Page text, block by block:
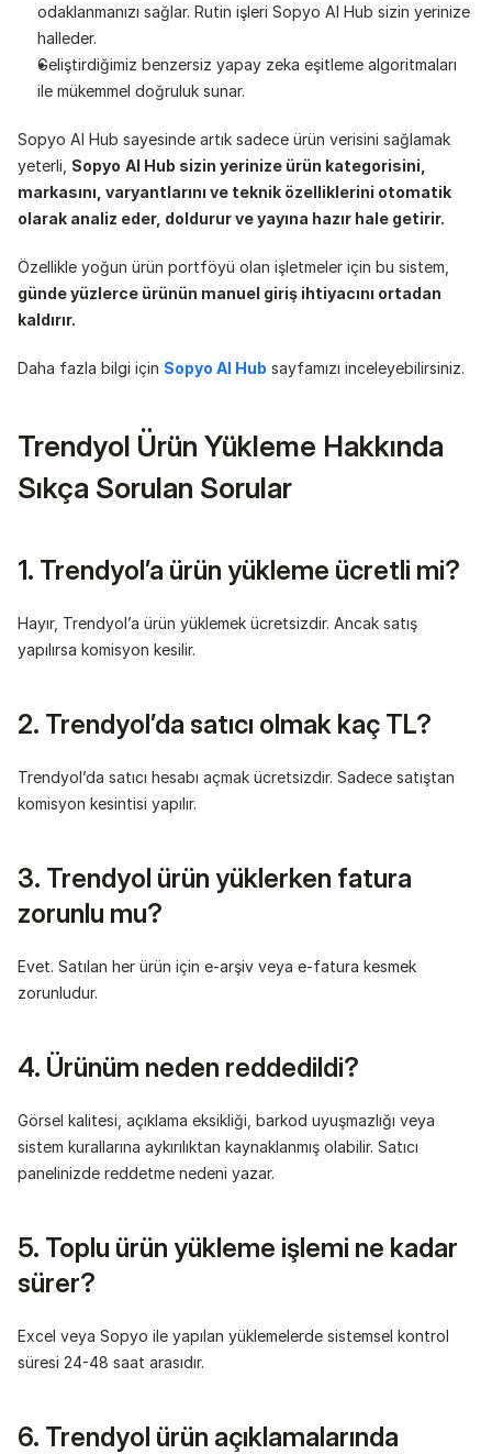
odaklanmanızı sağlar. Rutin işleri Sopyo AI Hub sizin yerinize
halleder.
Geliştirdiğimiz benzersiz yapay zeka eşitleme algoritmaları
ile mükemmel doğruluk sunar.
Sopyo AI Hub sayesinde artık sadece ürün verisini sağlamak
yeterli, Sopyo AI Hub sizin yerinize ürün kategorisini,
markasını, varyantlarını ve teknik özelliklerini otomatik
olarak analiz eder, doldurur ve yayına hazır hale getirir.
günde yüzlerce ürünün manuel giriş ihtiyacını ortadan
kaldırır.
Daha fazla bilgi için Sopyo AI Hub sayfamızı inceleyebilirsiniz.
Trendyol Ürün Yükleme Hakkında
Sıkça Sorulan Sorular
1. Trendyol’a ürün yükleme ücretli mi?
Hayır, Trendyol’a ürün yüklemek ücretsizdir. Ancak satış
yapılırsa komisyon kesilir.
2. Trendyol’da satıcı olmak kaç TL?
Trendyol’da satıcı hesabı açmak ücretsizdir. Sadece satıştan
komisyon kesintisi yapılır.
3. Trendyol ürün yüklerken fatura
zorunlu mu?
Evet. Satılan her ürün için e-arşiv veya e-fatura kesmek
zorunludur.
4. Ürünüm neden reddedildi?
Görsel kalitesi, açıklama eksikliği, barkod uyuşmazlığı veya
sistem kurallarına aykırılıktan kaynaklanmış olabilir. Satıcı
panelinizde reddetme nedeni yazar.
5. Toplu ürün yükleme işlemi ne kadar
sürer?
Excel veya Sopyo ile yapılan yüklemelerde sistemsel kontrol
süresi 24-48 saat arasıdır.
6. Trendyol ürün açıklamalarında